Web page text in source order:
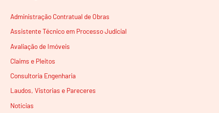
Administração Contratual de Obras
Assistente Técnico em Processo Judicial
Avaliação de Imóveis
Claims e Pleitos
Consultoria Engenharia
Laudos, Vistorias e Pareceres
Notícias